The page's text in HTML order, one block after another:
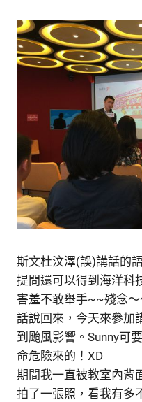
斯文杜汶澤(誤)講話的
提問還可以得到海洋科
害羞不敢舉手~~殘念～
話說回來，今天來參加
到颱風影響。Sunny可
命危險來的！XD
期間我一直被教室內背
拍了一張照，看我有多